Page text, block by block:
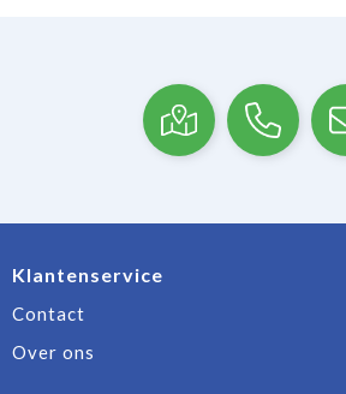
Klantenservice
Contact
Over ons